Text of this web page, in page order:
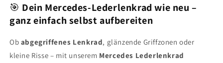
🎯 Dein Mercedes-Lederlenkrad wie neu –
ganz einfach selbst aufbereiten
Ob abgegriffenes Lenkrad, glänzende Griffzonen oder
kleine Risse – mit unserem Mercedes Lederlenkrad